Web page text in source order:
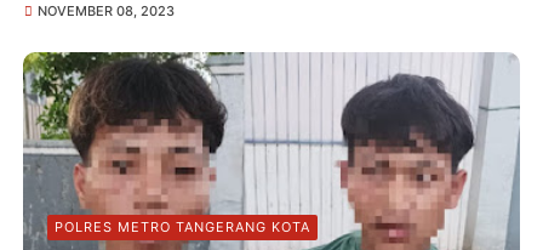
NOVEMBER 08, 2023
POLRES METRO TANGERANG KOTA